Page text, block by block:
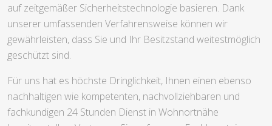
auf zeitgemäßer Sicherheitstechnologie basieren. Dank
unserer umfassenden Verfahrensweise können wir
gewährleisten, dass Sie und Ihr Besitzstand weitestmöglich
geschützt sind.
Für uns hat es höchste Dringlichkeit, Ihnen einen ebenso
nachhaltigen wie kompetenten, nachvollziehbaren und
fachkundigen 24 Stunden Dienst in Wohnortnähe